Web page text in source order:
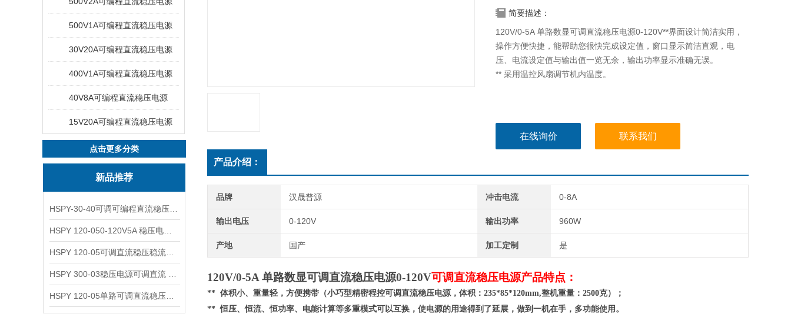
500V1A可编程直流稳压电源
30V20A可编程直流稳压电源
400V1A可编程直流稳压电源
40V8A可编程直流稳压电源
15V20A可编程直流稳压电源
点击更多分类
新品推荐
简要描述：
120V/0-5A 单路数显可调直流稳压电源0-120V**界面设计简洁实用，
操作方便快捷，能帮助您很快完成设定值，窗口显示简洁直观，电
压、电流设定值与输出值一览无余，输出功率显示准确无误。
** 采用温控风扇调节机内温度。
在线询价 联系我们
产品介绍：
品牌 汉晟普源 冲击电流 0-8A
输出电压 0-120V 输出功率 960W
产地 国产 加工定制 是
120V/0-5A 单路数显可调直流稳压电源0-120V可调直流稳压电源产品特点：
** 体积小、重量轻，方便携带（小巧型精密程控可调直流稳压电源，体积： 235*85*120mm,整机重量： 2500克）；
** 恒压、恒流、恒功率、电能计算等多重模式可以互换 ， 使电源的用途得到了延展，做到一机在手，多功能使用。